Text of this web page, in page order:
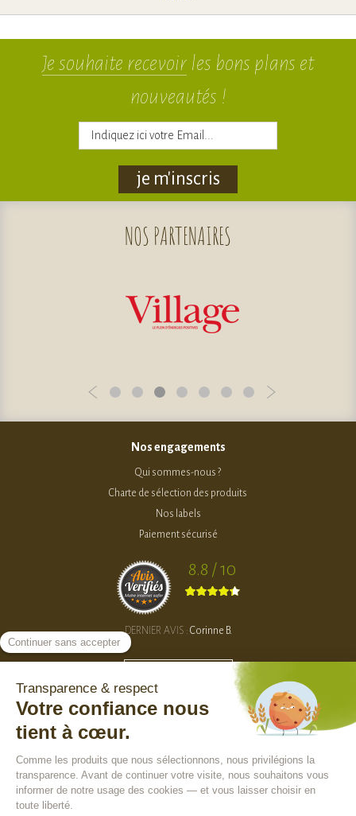
Je souhaite recevoirles bons plans et
nouveautés !
je m'inscris
NOS PARTENAIRES
Nos engagements
Qui sommes-nous ?
Charte de sélection des produits
Nos labels
Paiement sécurisé
8.8 / 10
DERNIER AVIS : Corinne B.
Nous contacter
Notre F.A.Q
Suivre votre commande